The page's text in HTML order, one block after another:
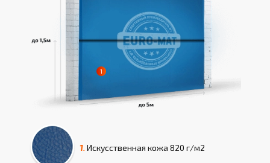
1. Искусcтвенная кожа 820 г/м2